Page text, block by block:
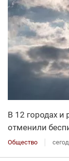
В 12 городах и
отменили
Общество